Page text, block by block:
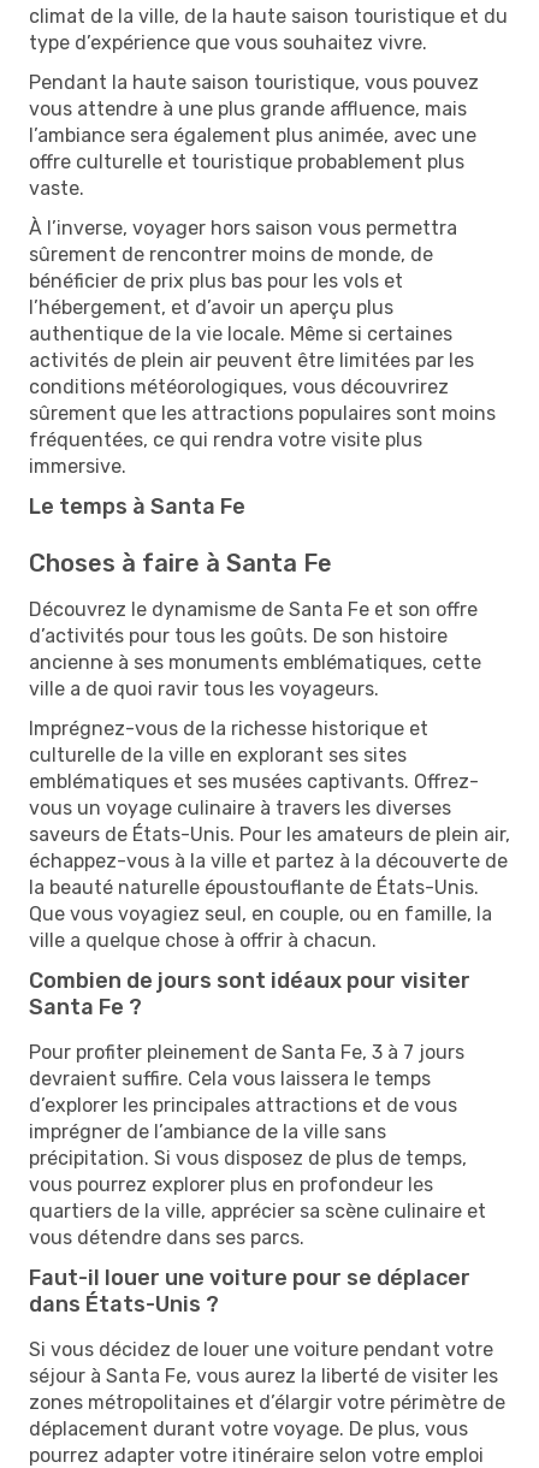
climat de la ville, de la haute saison touristique et du
type d’expérience que vous souhaitez vivre.
Pendant la haute saison touristique, vous pouvez
vous attendre à une plus grande affluence, mais
l’ambiance sera également plus animée, avec une
offre culturelle et touristique probablement plus
vaste.
À l’inverse, voyager hors saison vous permettra
sûrement de rencontrer moins de monde, de
bénéficier de prix plus bas pour les vols et
l’hébergement, et d’avoir un aperçu plus
authentique de la vie locale. Même si certaines
activités de plein air peuvent être limitées par les
conditions météorologiques, vous découvrirez
sûrement que les attractions populaires sont moins
fréquentées, ce qui rendra votre visite plus
immersive.
Le temps à Santa Fe
Choses à faire à Santa Fe
Découvrez le dynamisme de Santa Fe et son offre
d’activités pour tous les goûts. De son histoire
ancienne à ses monuments emblématiques, cette
ville a de quoi ravir tous les voyageurs.
Imprégnez-vous de la richesse historique et
culturelle de la ville en explorant ses sites
emblématiques et ses musées captivants. Offrez-
vous un voyage culinaire à travers les diverses
saveurs de États-Unis. Pour les amateurs de plein air,
échappez-vous à la ville et partez à la découverte de
la beauté naturelle époustouflante de États-Unis.
Que vous voyagiez seul, en couple, ou en famille, la
ville a quelque chose à offrir à chacun.
Combien de jours sont idéaux pour visiter
Santa Fe ?
Pour profiter pleinement de Santa Fe, 3 à 7 jours
devraient suffire. Cela vous laissera le temps
d’explorer les principales attractions et de vous
imprégner de l’ambiance de la ville sans
précipitation. Si vous disposez de plus de temps,
vous pourrez explorer plus en profondeur les
quartiers de la ville, apprécier sa scène culinaire et
vous détendre dans ses parcs.
Faut-il louer une voiture pour se déplacer
dans États-Unis ?
Si vous décidez de louer une voiture pendant votre
séjour à Santa Fe, vous aurez la liberté de visiter les
zones métropolitaines et d’élargir votre périmètre de
déplacement durant votre voyage. De plus, vous
pourrez adapter votre itinéraire selon votre emploi